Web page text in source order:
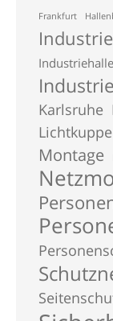
Frankfurt
Karlsruhe
Montage